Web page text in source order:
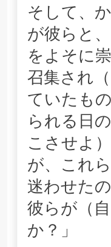
そして、
が彼らと
をよそに
召集され
ていたも
られる日
こさせよ
が、これ
迷わせた
彼らが（
か？」